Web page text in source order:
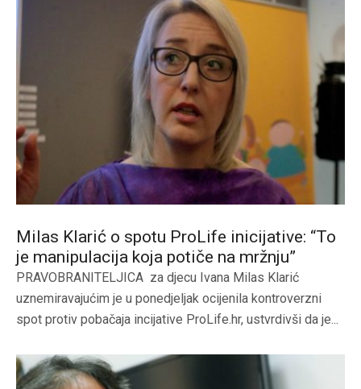
Milas Klarić o spotu ProLife inicijative: “To
je manipulacija koja potiče na mržnju”
PRAVOBRANITELJICA za djecu Ivana Milas Klarić
uznemiravajućim je u ponedjeljak ocijenila kontroverzni
spot protiv pobačaja incijative ProLife.hr, ustvrdivši da je...